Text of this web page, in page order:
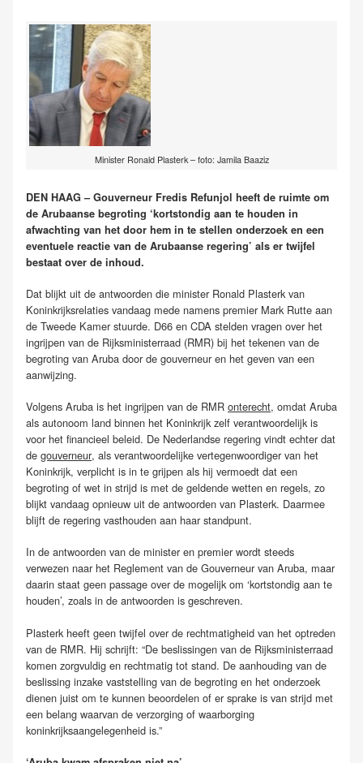
Minister Ronald Plasterk – foto: Jamila Baaziz
DEN HAAG – Gouverneur Fredis Refunjol heeft de ruimte om
de Arubaanse begroting ‘kortstondig aan te houden in
afwachting van het door hem in te stellen onderzoek en een
eventuele reactie van de Arubaanse regering’ als er twijfel
bestaat over de inhoud.
Dat blijkt uit de antwoorden die minister Ronald Plasterk van
Koninkrijksrelaties vandaag mede namens premier Mark Rutte aan
de Tweede Kamer stuurde. D66 en CDA stelden vragen over het
ingrijpen van de Rijksministerraad (RMR) bij het tekenen van de
begroting van Aruba door de gouverneur en het geven van een
aanwijzing.
Volgens Aruba is het ingrijpen van de RMR onterecht, omdat Aruba
als autonoom land binnen het Koninkrijk zelf verantwoordelijk is
voor het financieel beleid. De Nederlandse regering vindt echter dat
de gouverneur, als verantwoordelijke vertegenwoordiger van het
Koninkrijk, verplicht is in te grijpen als hij vermoedt dat een
begroting of wet in strijd is met de geldende wetten en regels, zo
blijkt vandaag opnieuw uit de antwoorden van Plasterk. Daarmee
blijft de regering vasthouden aan haar standpunt.
In de antwoorden van de minister en premier wordt steeds
verwezen naar het Reglement van de Gouverneur van Aruba, maar
daarin staat geen passage over de mogelijk om ‘kortstondig aan te
houden’, zoals in de antwoorden is geschreven.
Plasterk heeft geen twijfel over de rechtmatigheid van het optreden
van de RMR. Hij schrijft: “De beslissingen van de Rijksministerraad
komen zorgvuldig en rechtmatig tot stand. De aanhouding van de
beslissing inzake vaststelling van de begroting en het onderzoek
dienen juist om te kunnen beoordelen of er sprake is van strijd met
een belang waarvan de verzorging of waarborging
koninkrijksaangelegenheid is.”